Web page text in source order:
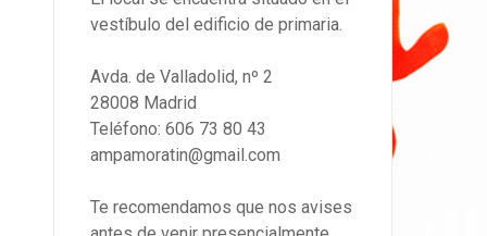
vestíbulo del edificio de primaria.
Avda. de Valladolid, nº 2
28008 Madrid
Teléfono: 606 73 80 43
ampamoratin@gmail.com
Te recomendamos que nos avises